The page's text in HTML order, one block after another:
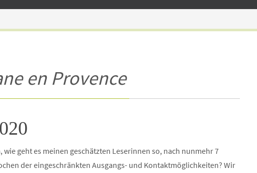
en Provence
wie geht es meinen geschätzten Leserinnen so, nach nunmehr 7
der eingeschränkten Ausgangs- und Kontaktmöglichkeiten? Wir